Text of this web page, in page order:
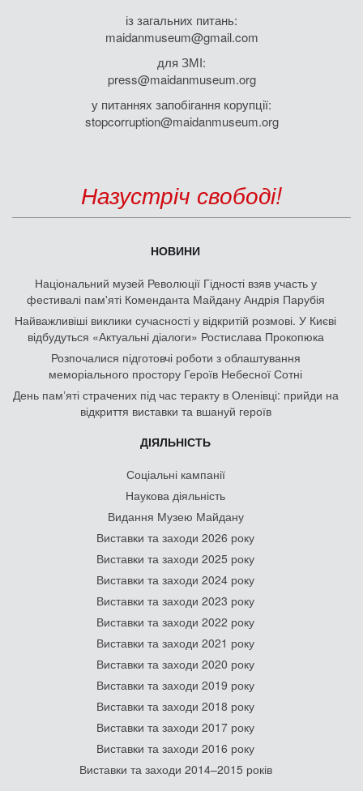
із загальних питань:
maidanmuseum@gmail.com
для ЗМІ:
press@maidanmuseum.org
у питаннях запобігання корупції:
stopcorruption@maidanmuseum.org
Назустріч свободі!
НОВИНИ
Національний музей Революції Гідності взяв участь у
фестивалі пам'яті Коменданта Майдану Андрія Парубія
Найважливіші виклики сучасності у відкритій розмові. У Києві
відбудуться «Актуальні діалоги» Ростислава Прокопюка
Розпочалися підготовчі роботи з облаштування
меморіального простору Героїв Небесної Сотні
День памʼяті страчених під час теракту в Оленівці: прийди на
відкриття виставки та вшануй героїв
ДІЯЛЬНІСТЬ
Соціальні кампанії
Наукова діяльність
Видання Музею Майдану
Виставки та заходи 2026 року
Виставки та заходи 2025 року
Виставки та заходи 2024 року
Виставки та заходи 2023 року
Виставки та заходи 2022 року
Виставки та заходи 2021 року
Виставки та заходи 2020 року
Виставки та заходи 2019 року
Виставки та заходи 2018 року
Виставки та заходи 2017 року
Виставки та заходи 2016 року
Виставки та заходи 2014–2015 років